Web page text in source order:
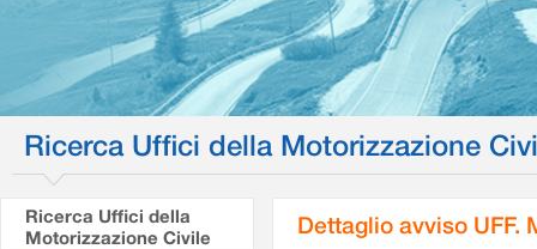
Ricerca Uffici della Motorizzazione
Ricerca Uffici della
Motorizzazione Civile
Dettaglio avviso UFF.